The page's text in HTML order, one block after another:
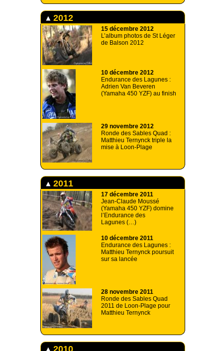
2012
15 décembre 2012
L’album photos de St Léger
de Balson 2012
10 décembre 2012
Endurance des Lagunes :
Adrien Van Beveren
(Yamaha 450 YZF) au finish
29 novembre 2012
Ronde des Sables Quad :
Matthieu Ternynck triple la
mise à Loon-Plage
2011
17 décembre 2011
Jean-Claude Moussé
(Yamaha 450 YZF) domine
l’Endurance des
Lagunes (…)
10 décembre 2011
Endurance des Lagunes :
Matthieu Ternynck poursuit
sur sa lancée
28 novembre 2011
Ronde des Sables Quad
2011 de Loon-Plage pour
Matthieu Ternynck
2010